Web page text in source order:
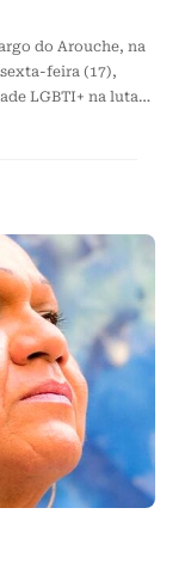
do Arouche, na
feira (17),
LGBTI+ na luta…